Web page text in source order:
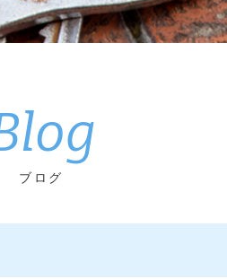
Blog
ブログ